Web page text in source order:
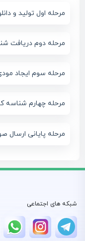
مرحله اول تولید و
مرحله دوم دریافت
مرحله سوم ایجاد
مرحله چهارم شناسه
مرحله پایانی
شبکه های اجتماعی